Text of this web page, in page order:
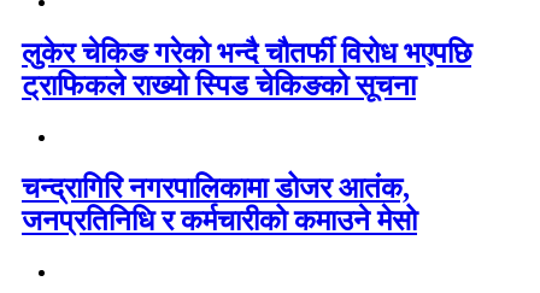
लुकेर चेकिङ गरेको भन्दै चौतर्फी विरोध भएपछि
ट्राफिकले राख्यो स्पिड चेकिङको सूचना
चन्द्रागिरि नगरपालिकामा डोजर आतंक,
जनप्रतिनिधि र कर्मचारीको कमाउने मेसो